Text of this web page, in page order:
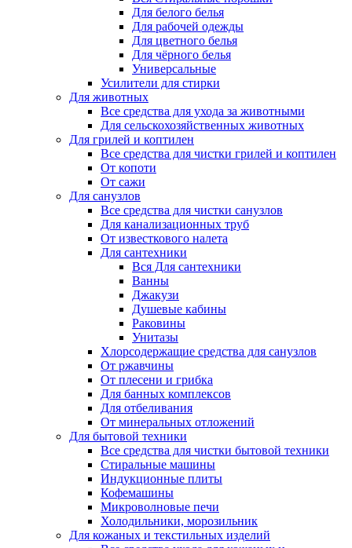
Для белого белья
Для рабочей одежды
Для цветного белья
Для чёрного белья
Универсальные
Усилители для стирки
Для животных
Все средства для ухода за животными
Для сельскохозяйственных животных
Для грилей и коптилен
Все средства для чистки грилей и коптилен
От копоти
От сажи
Для санузлов
Все средства для чистки санузлов
Для канализационных труб
От известкового налета
Для сантехники
Вся Для сантехники
Ванны
Джакузи
Душевые кабины
Раковины
Унитазы
Хлорсодержащие средства для санузлов
От ржавчины
От плесени и грибка
Для банных комплексов
Для отбеливания
От минеральных отложений
Для бытовой техники
Все средства для чистки бытовой техники
Стиральные машины
Индукционные плиты
Кофемашины
Микроволновые печи
Холодильники, морозильник
Для кожаных и текстильных изделий